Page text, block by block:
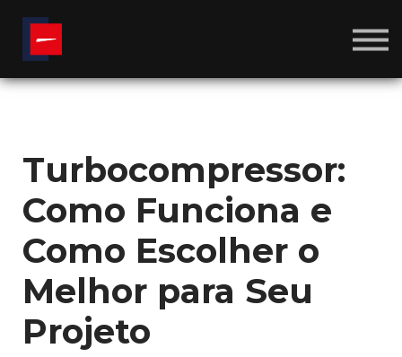
ENTRAR
Turbocompressor:
Como Funciona e
Como Escolher o
Melhor para Seu
Projeto